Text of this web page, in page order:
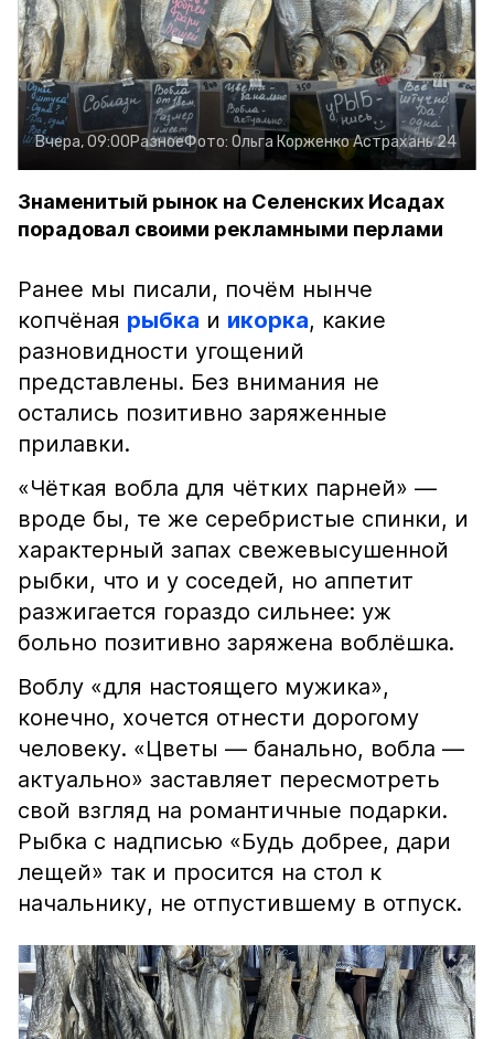
Вчера, 09:00РазноеФото: Ольга КорженкоАстрахань 24
Знаменитый рынок на Селенских Исадах
порадовал своими рекламными перлами
Ранее мы писали, почём нынче
копчёная рыбка и икорка, какие
разновидности угощений
представлены. Без внимания не
остались позитивно заряженные
прилавки.
«Чёткая вобла для чётких парней» —
вроде бы, те же серебристые спинки, и
характерный запах свежевысушенной
рыбки, что и у соседей, но аппетит
разжигается гораздо сильнее: уж
больно позитивно заряжена воблёшка.
Воблу «для настоящего мужика»,
конечно, хочется отнести дорогому
человеку. «Цветы — банально, вобла —
актуально» заставляет пересмотреть
свой взгляд на романтичные подарки.
Рыбка с надписью «Будь добрее, дари
лещей» так и просится на стол к
начальнику, не отпустившему в отпуск.